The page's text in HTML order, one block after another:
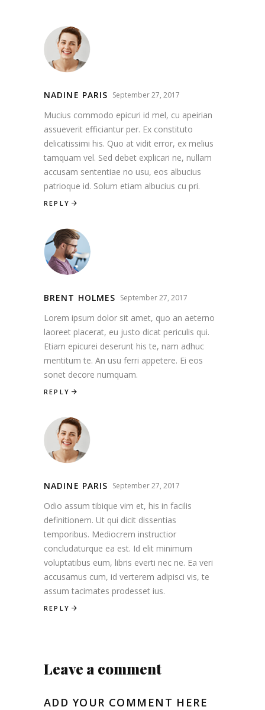
NADINE PARIS September 27, 2017
Mucius commodo epicuri id mel, cu apeirian
assueverit efficiantur per. Ex constituto
delicatissimi his. Quo at vidit error, ex melius
tamquam vel. Sed debet explicari ne, nullam
accusam sententiae no usu, eos albucius
patrioque id. Solum etiam albucius cu pri.
REPLY
BRENT HOLMES September 27, 2017
Lorem ipsum dolor sit amet, quo an aeterno
laoreet placerat, eu justo dicat periculis qui.
Etiam epicurei deserunt his te, nam adhuc
mentitum te. An usu ferri appetere. Ei eos
sonet decore numquam.
REPLY
NADINE PARIS September 27, 2017
Odio assum tibique vim et, his in facilis
definitionem. Ut qui dicit dissentias
temporibus. Mediocrem instructior
concludaturque ea est. Id elit minimum
voluptatibus eum, libris everti nec ne. Ea veri
accusamus cum, id verterem adipisci vis, te
assum tacimates prodesset ius.
REPLY
Leave a comment
ADD YOUR COMMENT HERE